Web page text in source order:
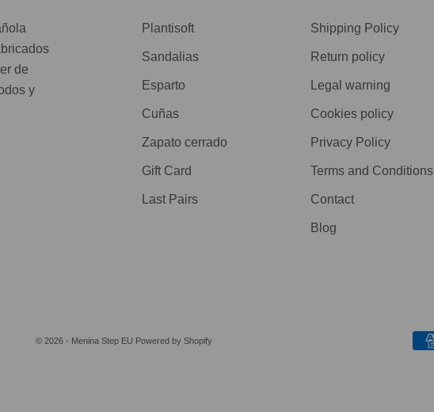
de
y
Plantisoft
Sandalias
Esparto
Cuñas
Zapato cerrado
Gift Card
Last Pairs
Shipping Policy
Return policy
Legal warning
Cookies policy
Privacy Policy
Terms and Conditions
Contact
Blog
© 2026 - Menina Step EU Powered by Shopify